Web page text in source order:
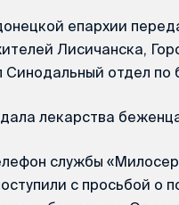
епархии
Лисичанска,
отдел по
лекарства
службы
с просьбой